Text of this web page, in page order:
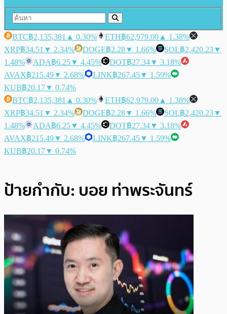
BTC฿2,135,381 ▲ 0.30% ETH฿62,979.00 ▲ 1.38%
XRP฿34.51 ▼ 2.34% DOGE฿2.28▼ 1.66% SOL฿2,420.23▼
1.48%
ADA฿6.25▼ 4.45% DOT฿27.34▼ 3.18%
AVAX฿215.49▼ 2.68% LINK฿267.45▼ 1.59%
KUB฿20.17▼ 0.74%
BTC฿2,135,381 ▲ 0.30% ETH฿62,979.00 ▲ 1.38%
XRP฿34.51 ▼ 2.34% DOGE฿2.28▼ 1.66% SOL฿2,420.23▼
1.48%
ADA฿6.25▼ 4.45% DOT฿27.34▼ 3.18%
AVAX฿215.49▼ 2.68% LINK฿267.45▼ 1.59%
KUB฿20.17▼ 0.74%
ป้ายกำกับ: บอย ท่าพระจันทร์